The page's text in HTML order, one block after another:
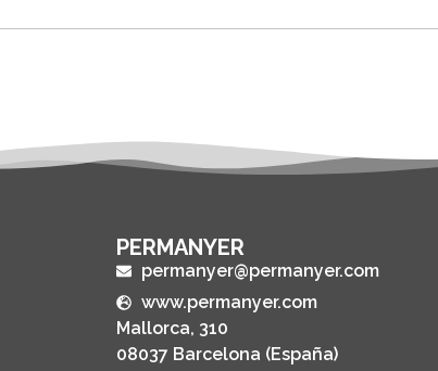
PERMANYER
permanyer@permanyer.com
www.permanyer.com
Mallorca, 310
08037 Barcelona (España)